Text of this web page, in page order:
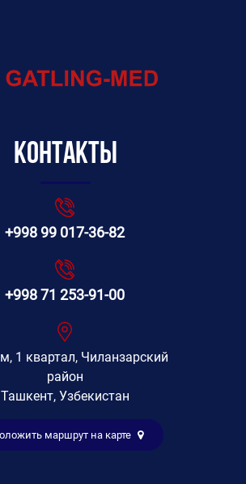
Контакты
+998 99 017-36-82
+998 71 253-91-00
1 квартал, Чиланзарский
район
Ташкент, Узбекистан
маршрут на карте